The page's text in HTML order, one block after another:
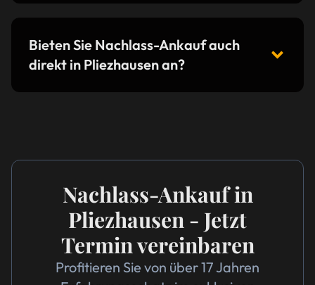
Bieten Sie Nachlass-Ankauf auch
direkt in Pliezhausen an?
Nachlass-Ankauf in
Pliezhausen - Jetzt
Termin vereinbaren
Profitieren Sie von über 17 Jahren